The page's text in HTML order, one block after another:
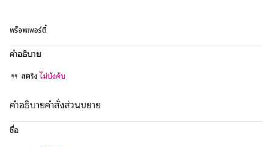
พร็อพเพอร์ตี้
คำอธิบาย
สตริง ไม่บังคับ
คำอธิบายคำสั่งส่วนขยาย
ชื่อ